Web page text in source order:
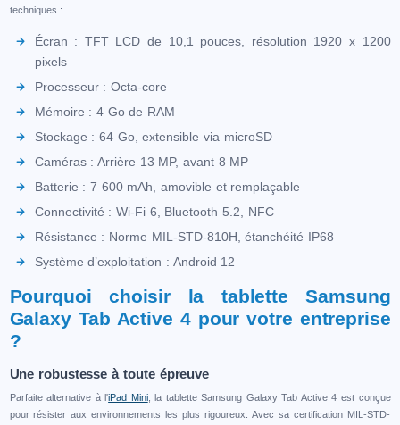
techniques :
Écran : TFT LCD de 10,1 pouces, résolution 1920 x 1200
pixels
Processeur : Octa-core
Mémoire : 4 Go de RAM
Stockage : 64 Go, extensible via microSD
Caméras : Arrière 13 MP, avant 8 MP
Batterie : 7 600 mAh, amovible et remplaçable
Connectivité : Wi-Fi 6, Bluetooth 5.2, NFC
Résistance : Norme MIL-STD-810H, étanchéité IP68
Système d’exploitation : Android 12
Pourquoi choisir la tablette Samsung
Galaxy Tab Active 4 pour votre entreprise
?
Une robustesse à toute épreuve
Parfaite alternative à l'iPad Mini, la tablette Samsung Galaxy Tab Active 4 est conçue
pour résister aux environnements les plus rigoureux. Avec sa certification MIL-STD-